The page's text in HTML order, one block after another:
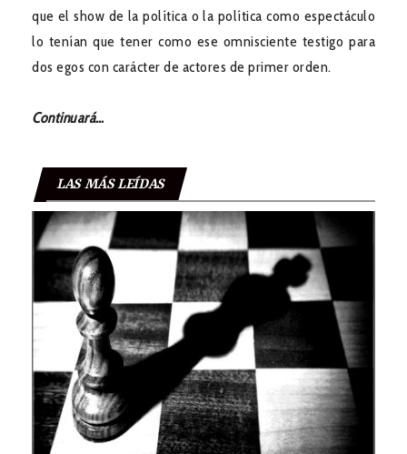
que el show de la política o la política como espectáculo
lo tenían que tener como ese omnisciente testigo para
dos egos con carácter de actores de primer orden.
Continuará…
LAS MÁS LEÍDAS